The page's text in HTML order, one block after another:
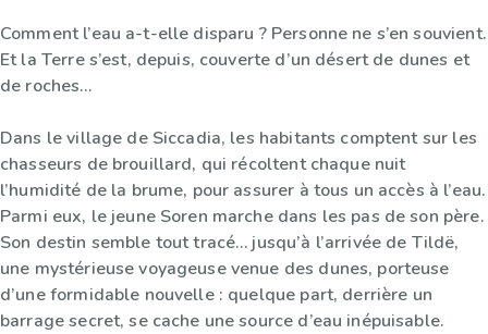
Comment l’eau a-t-elle disparu ? Personne ne s’en souvient.
Et la Terre s’est, depuis, couverte d’un désert de dunes et
de roches…
Dans le village de Siccadia, les habitants comptent sur les
chasseurs de brouillard, qui récoltent chaque nuit
l’humidité de la brume, pour assurer à tous un accès à l’eau.
Parmi eux, le jeune Soren marche dans les pas de son père.
Son destin semble tout tracé… jusqu’à l’arrivée de Tildë,
une mystérieuse voyageuse venue des dunes, porteuse
d’une formidable nouvelle : quelque part, derrière un
barrage secret, se cache une source d’eau inépuisable.